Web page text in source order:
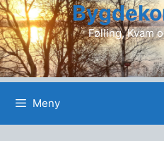
Hopp
til
innhold
Følling, Kvam
Meny